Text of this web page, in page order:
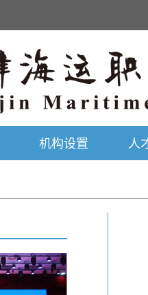
机构设置 人